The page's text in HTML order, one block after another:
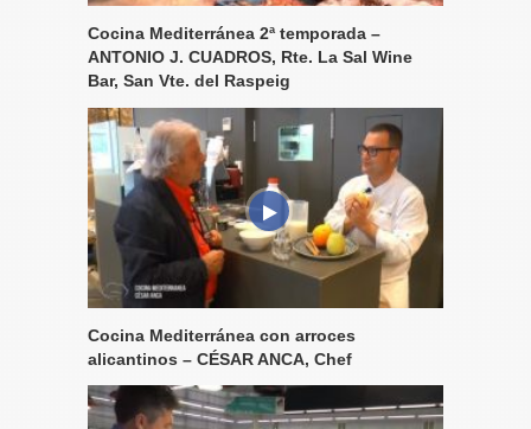
Cocina Mediterránea 2ª temporada –
ANTONIO J. CUADROS, Rte. La Sal Wine
Bar, San Vte. del Raspeig
Cocina Mediterránea con arroces
alicantinos – CÉSAR ANCA, Chef